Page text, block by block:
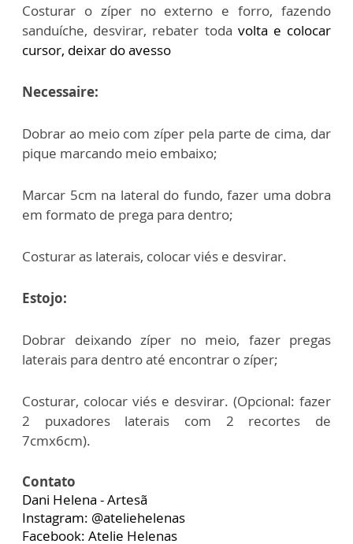
Costurar o zíper no externo e forro, fazendo
sanduíche, desvirar, rebater toda volta e colocar
cursor, deixar do avesso
Necessaire:
Dobrar ao meio com zíper pela parte de cima, dar
pique marcando meio embaixo;
Marcar 5cm na lateral do fundo, fazer uma dobra
em formato de prega para dentro;
Costurar as laterais, colocar viés e desvirar.
Estojo:
Dobrar deixando zíper no meio, fazer pregas
laterais para dentro até encontrar ozíper;
Costurar, colocar viés e desvirar. (Opcional: fazer
2 puxadores laterais com 2 recortes de
7cmx6cm).
Contato
Dani Helena - Artesã
Instagram: @ateliehelenas
Facebook: Atelie Helenas